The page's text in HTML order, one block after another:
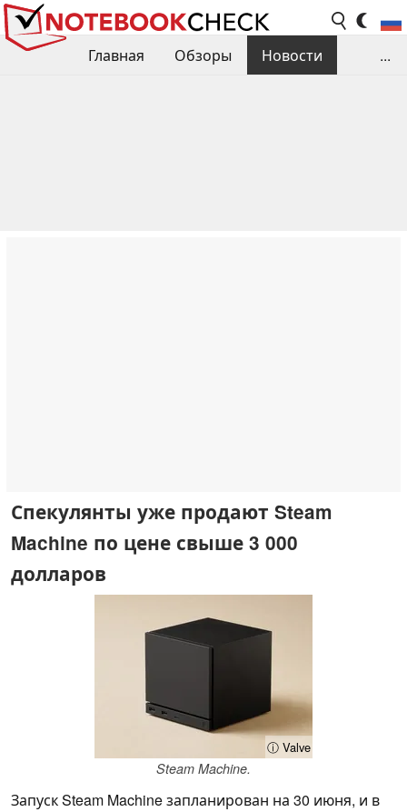
Главная Обзоры
Новости
...
Спекулянты уже продают Steam
Machine по цене свыше 3 000
долларов
ⓘ Valve
Steam Machine.
Запуск Steam Machine запланирован на 30 июня, и в